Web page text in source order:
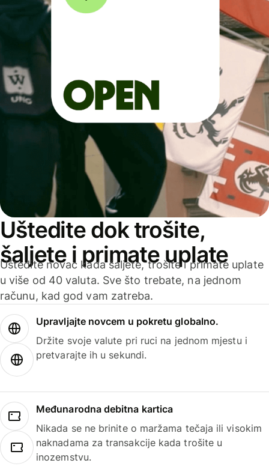
Uštedite dok trošite,
šaljete i primate uplate
Uštedite novac kada šaljete, trošite i primate uplate
u više od 40 valuta. Sve što trebate, na jednom
računu, kad god vam zatreba.
Upravljajte novcem u pokretu globalno.
Držite svoje valute pri ruci na jednom mjestu i
pretvarajte ih u sekundi.
Međunarodna debitna kartica
Nikada se ne brinite o maržama tečaja ili visokim
naknadama za transakcije kada trošite u
inozemstvu.